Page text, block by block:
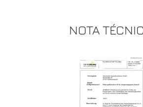
NOTA